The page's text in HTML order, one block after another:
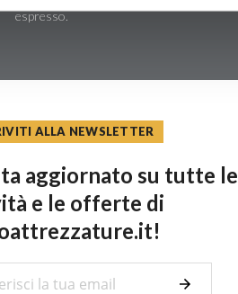
espresso.
ALLA NEWSLETTER
aggiornato su tutte le
e le offerte di